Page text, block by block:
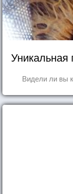
Уникальная
Видели ли вы